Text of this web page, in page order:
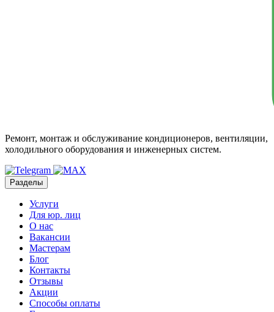
Ремонт, монтаж и обслуживание кондиционеров, вентиляции,
холодильного оборудования и инженерных систем.
Разделы
Услуги
Для юр. лиц
О нас
Вакансии
Мастерам
Блог
Контакты
Отзывы
Акции
Способы оплаты